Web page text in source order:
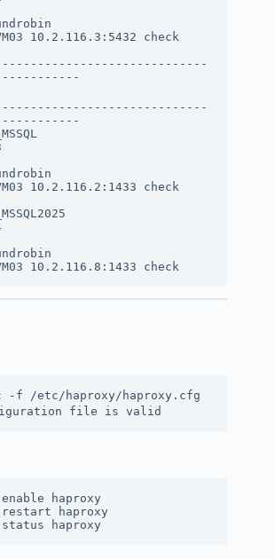
-f /etc/haproxy/haproxy.cfg
haproxy
haproxy